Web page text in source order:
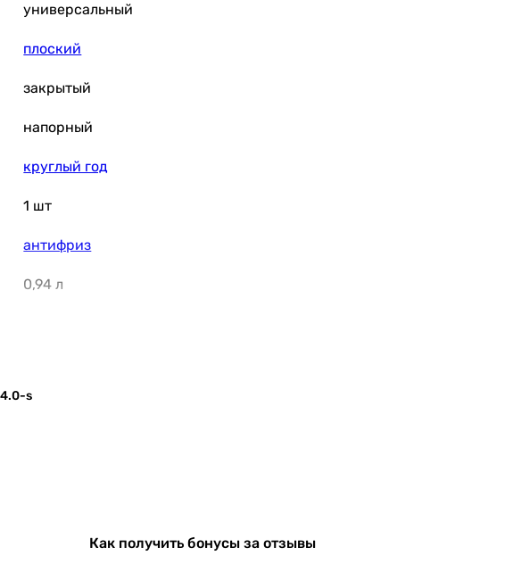
универсальный
плоский
закрытый
напорный
круглый год
1 шт
антифриз
0,94 л
2.19 м², 2.18 м²
s
Как получить бонусы за отзывы